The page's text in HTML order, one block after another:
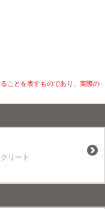
ことを表すものであり、実際の
リート